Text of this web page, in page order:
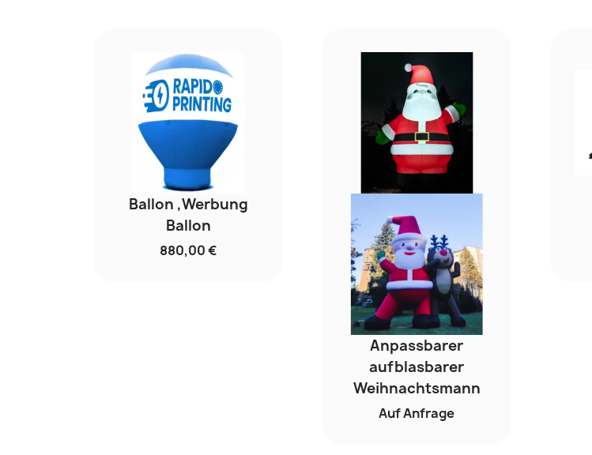
Ballon ,Werbung
Ballon
880,00 €
Anpassbarer
aufblasbarer
Weihnachtsmann
Auf Anfrage